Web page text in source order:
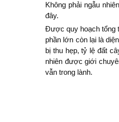
Không phải ngẫu
đây.
Được quy hoạch tổng
phần lớn còn lại là
bị thu hẹp, tỷ lệ đất
nhiên được giới
vẫn trong lành.